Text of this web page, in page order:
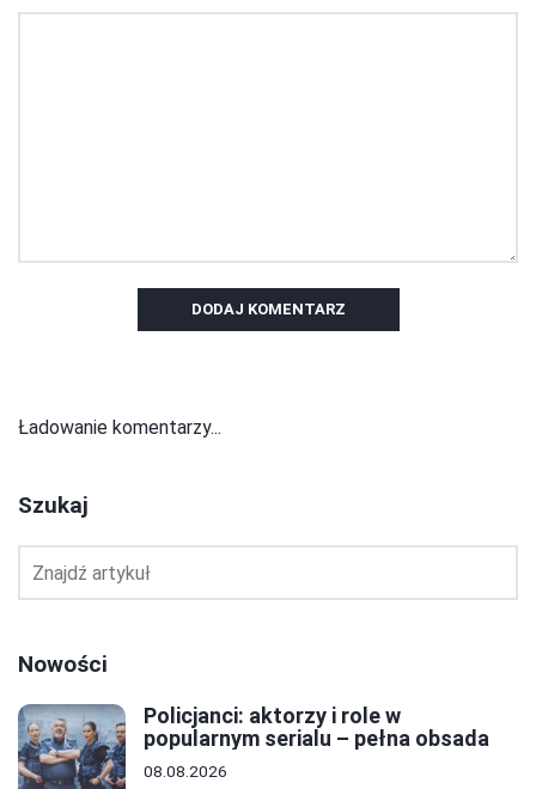
DODAJ KOMENTARZ
Ładowanie komentarzy...
Szukaj
Nowości
Policjanci: aktorzy i role w
popularnym serialu – pełna obsada
08.08.2026